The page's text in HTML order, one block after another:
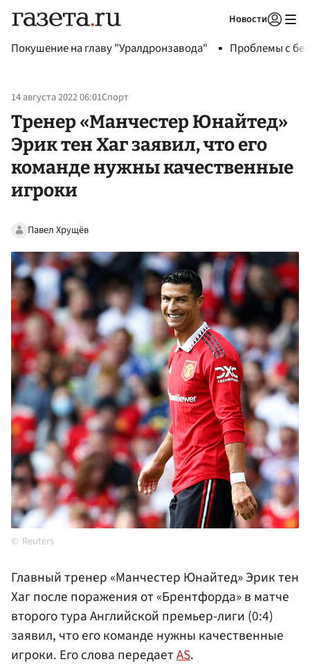
Новости
Покушение на главу "Уралдронзавода" Проблемы с
14 августа 2022 06:01Спорт
Тренер «Манчестер Юнайтед»
Эрик тен Хаг заявил, что его
команде нужны качественные
игроки
Павел Хрущёв
Reuters
Главный тренер «Манчестер Юнайтед» Эрик тен
Хаг после поражения от «Брентфорда» в матче
второго тура Английской премьер-лиги (0:4)
заявил, что его команде нужны качественные
игроки. Его слова передаетAS.